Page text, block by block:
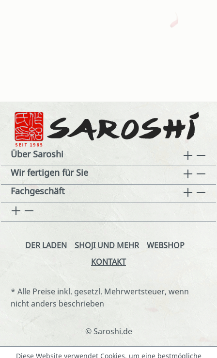
Über Saroshi
Wir fertigen für Sie
Fachgeschäft
DER LADEN SHOJI UND MEHR
WEBSHOP
KONTAKT
* Alle Preise inkl. gesetzl. Mehrwertsteuer, wenn
nicht anders beschrieben
© Saroshi.de
Diese Website verwendet Cookies, um eine bestmögliche